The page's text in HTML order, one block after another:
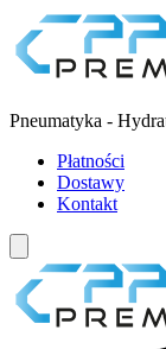
Pneumatyka -
Płatności
Dostawy
Kontakt